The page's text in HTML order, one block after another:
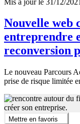
Nouvelle web
entreprendre
reconversion
Le nouveau Parcours
prise de risque limitée
Mettre en favoris